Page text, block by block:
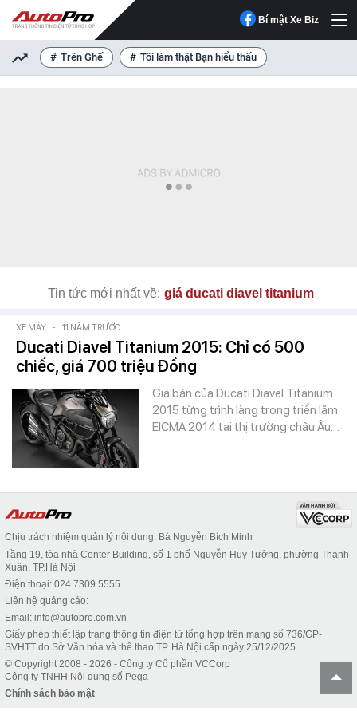
Bí mật Xe Biz
Trên Ghế Tôi làm thật Bạn hiểu thấu
Tin tức mới nhất về: giá ducati diavel titanium
XE MÁY - 11 NĂM TRƯỚC
Ducati Diavel Titanium 2015: Chỉ có 500
chiếc, giá 700 triệu Đồng
Giá bán của Ducati Diavel Titanium
2015 từng trình làng trong triển lãm
EICMA 2014 tại thị trường châu Âu…
Chịu trách nhiệm quản lý nội dung: Bà Nguyễn Bích Minh
Tầng 19, tòa nhà Center Building, số 1 phố Nguyễn Huy Tưởng, phường Thanh
Xuân, TP.Hà Nội
Điện thoại: 024 7309 5555
Liên hệ quảng cáo:
Email: info@autopro.com.vn
Giấy phép thiết lập trang thông tin điện tử tổng hợp trên mạng số 736/GP-
SVHTT do Sở Văn hóa và thể thao TP. Hà Nội cấp ngày 25/12/2025.
© Copyright 2008 - 2026 - Công ty Cổ phần VCCorp
Công ty TNHH Nội dung số Pega
Chính sách bảo mật